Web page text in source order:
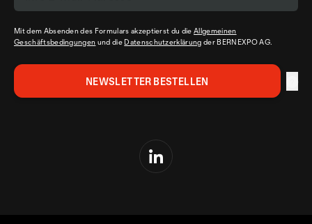
Mit dem Absenden des Formulars akzeptierst du dieAllgemeinen
Geschäftsbedingungen und die Datenschutzerklärung der BERNEXPO AG.